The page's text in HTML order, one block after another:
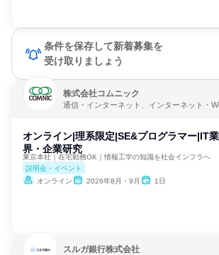
条件を保存して新着募集を
受け取りましょう
株式会社コムニック
通信・インターネット、インターネット・
オンライン|理系限定|SE&プログラマー|IT業
界・企業研究
東京本社｜在宅勤務OK｜情報工学の知識を社会インフラへ
説明会・イベント
オンライン
2026年8月・9月 1日
スルガ銀行株式会社